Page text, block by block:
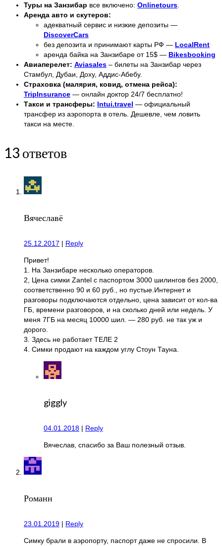
Туры на Занзибар все включено: Onlinetours
Аренда авто и скутеров:
адекватный сервис и низкие депозиты —
DiscoverCars
без депозита и принимают карты РФ — LocalRent
аренда байка на Занзибаре от 15$ — Bikesbooking
Авиаперелет: Aviasales – билеты на Занзибар через
Стамбул, Дубаи, Доху, Аддис-Абебу.
Страховка (малярия, ковид, отмена рейса):
TripInsurance — онлайн доктор 24/7 бесплатно!
Такси и трансферы: Intui.travel — официальный
трансфер из аэропорта в отель. Дешевле, чем ловить
такси на месте.
13 ответов
Вячеславё
25.12.2017 | Reply
Привет!
1. На Занзибаре несколько операторов.
2, Цена симки Zantel с паспортом 3000 шилингов без 2000,
соответственно 90 и 60 руб., но пустые.Интернет и
разговоры подключаются отдельно, цена зависит от кол-ва
ГБ, времени разговоров, и на сколько дней или недель. У
меня 7ГБ на месяц 10000 шил. — 280 руб. не так уж и
дорого.
3. Здесь не работает ТЕЛЕ 2
4. Симки продают на каждом углу Стоун Тауна.
giggly
04.01.2018 | Reply
Вячеслав, спасибо за Ваш полезный отзыв.
Романн
23.01.2019 | Reply
Симку брали в аэропорту, паспорт даже не спросили. В